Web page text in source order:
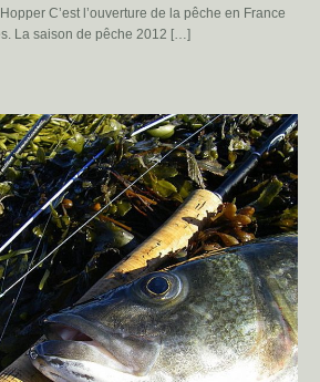
C’est l’ouverture de la pêche en France
La saison de pêche 2012 […]